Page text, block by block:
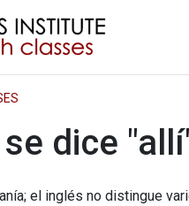
dice
el inglés no distingue